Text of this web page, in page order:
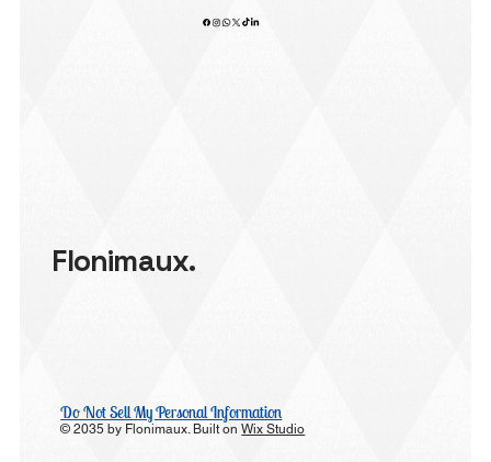
Flonimaux.
Do Not Sell My Personal Information
© 2035 by Flonimaux. Built onWix Studio